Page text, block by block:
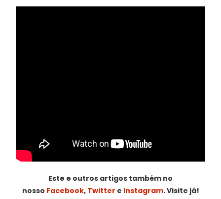
Este e outros artigos também no
nosso Facebook, Twitter e Instagram. Visite já!